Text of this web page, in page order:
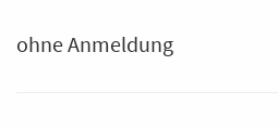
ohne Anmeldung